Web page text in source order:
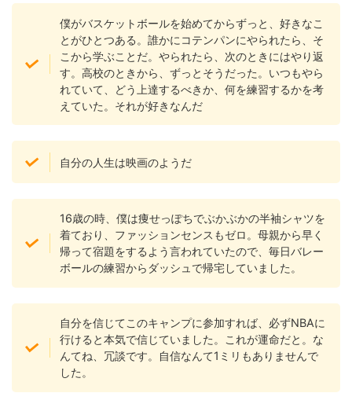
僕がバスケットボールを始めてからずっと、好きなこ
とがひとつある。誰かにコテンパンにやられたら、そ
こから学ぶことだ。やられたら、次のときにはやり返
す。高校のときから、ずっとそうだった。いつもやら
れていて、どう上達するべきか、何を練習するかを考
えていた。それが好きなんだ
自分の人生は映画のようだ
16歳の時、僕は痩せっぽちでぶかぶかの半袖シャツを
着ており、ファッションセンスもゼロ。母親から早く
帰って宿題をするよう言われていたので、毎日バレー
ボールの練習からダッシュで帰宅していました。
自分を信じてこのキャンプに参加すれば、必ずNBAに
行けると本気で信じていました。これが運命だと。な
んてね、冗談です。自信なんて1ミリもありませんで
した。